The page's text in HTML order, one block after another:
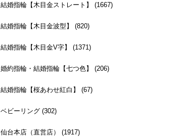
結婚指輪【木目金ストレート】 (1667)
結婚指輪【木目金波型】 (820)
結婚指輪【木目金V字】 (1371)
婚約指輪・結婚指輪【七つ色】 (206)
結婚指輪【桜あわせ紅白】 (67)
ベビーリング (302)
仙台本店（直営店） (1917)